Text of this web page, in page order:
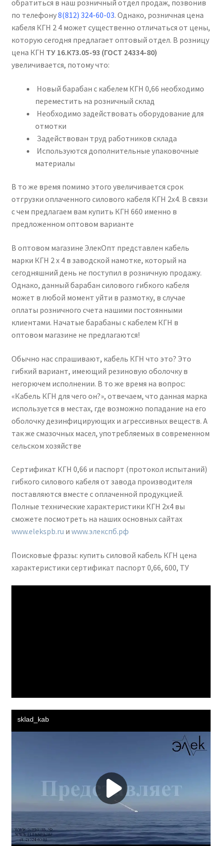
обратиться в наш розничный отдел продаж, позвонив
по телефону8(812) 324-60-03. Однако, розничная цена
кабеля КГН 2 4 может существенно отличаться от цены,
которую сегодня предлагает оптовый отдел. В розницу
цена КГН ТУ 16.К73.05-93 (ГОСТ 24334-80)
увеличивается, потому что:
Новый барабан с кабелем КГН 0,66 необходимо
переместить на розничный склад
Необходимо задействовать оборудование для
отмотки
Задействован труд работников склада
Используются дополнительные упаковочные
материалы
В то же время помимо этого увеличивается срок
отгрузки оплаченного силового кабеля КГН 2х4. В связи
с чем предлагаем вам купить КГН 660 именно в
предложенном оптовом варианте
В оптовом магазине ЭлекОпт представлен кабель
марки КГН 2 х 4 в заводской намотке, который на
сегодняшний день не поступил в розничную продажу.
Однако, данный барабан силового гибкого кабеля
может в любой момент уйти в размотку, в случае
оплаты розничного счета нашими постоянными
клиентами. Начатые барабаны с кабелем КГН в
оптовом магазине не предлагаются!
Обычно нас спрашивают, кабель КГН что это? Это
гибкий вариант, имеющий резиновую оболочку в
негорючем исполнении. В то же время на вопрос:
«Кабель КГН для чего он?», отвечаем, что данная марка
используется в местах, где возможно попадание на его
оболочку дезинфицирующих и агрессивных веществ. А
так же смазочных масел, употребляемых в современном
сельском хозяйстве
Сертификат КГН 0,66 и паспорт (протокол испытаний)
гибкого силового кабеля от завода производителя
поставляются вместе с оплаченной продукцией.
Полные технические характеристики КГН 2х4 вы
сможете посмотреть на наших основных сайтах
www.elekspb.ru и www.элекспб.рф
Поисковые фразы: купить силовой кабель КГН цена
характеристики сертификат паспорт 0,66, 600, ТУ